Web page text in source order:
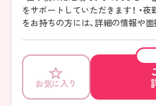
をサポートしていただきます！ ・
をお持ちの方には、詳細の情報や
お気に入り